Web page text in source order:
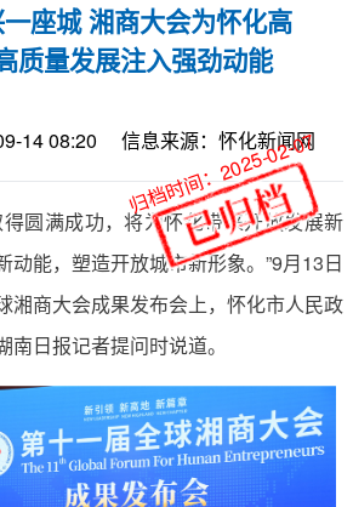
座城 湘商大会为怀化高
质量发展注入强劲动能
14 08:20 信息来源：怀化新闻网
圆满成功，将为怀化带来开放发展新
动能，塑造开放城市新形象。”9月13日
湘商大会成果发布会上，怀化市人民政
日报记者提问时说道。
归档时间：2025-02-07